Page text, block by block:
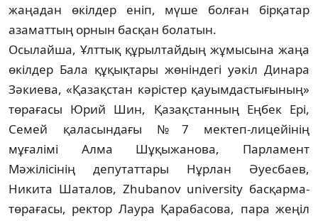
жаңадан өкілдер еніп, мүше болған бірқатар
азаматтың ор­нын басқан болатын.
Осылайша, Ұлттық құрылтайдың жұ­мы­сына жаңа
өкілдер Ба­ла құқықтары жөніндегі уәкіл Динара
Зә­киева, «Қазақстан кәрістер қауым­дас­ты­ғы­ның»
төрағасы Юрий Шин, Қазақ­стан­ның Еңбек Ері,
Семей қаласындағы №7 мек­теп-лицейінің
мұғалімі Алма Шұқы­жа­нова, Парламент
Мәжілісінің депутаттары Нұрлан Әуесбаев,
Никита Шаталов, Zhubanov university басқарма-
төрағасы, ректор Лау­ра Қарабасова, пара жеңіл